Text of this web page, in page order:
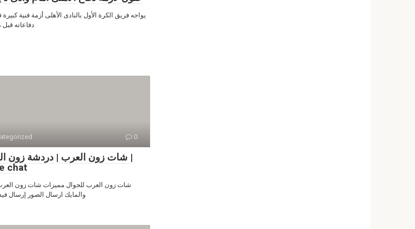
يواجه فريق الكرة الأول بالنادى الأهلى أزمة فنية
دفاعاته قبل
0
شات زون العرب | دردشة زون
chat
شات زون العرب للجوال مميزات شات زون
والمايك ارسال الصور إرسال